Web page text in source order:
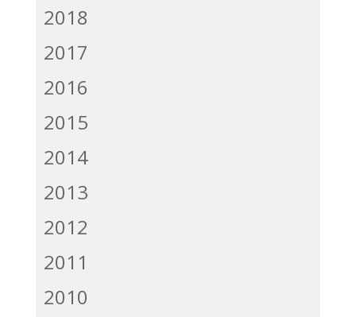
2018
2017
2016
2015
2014
2013
2012
2011
2010